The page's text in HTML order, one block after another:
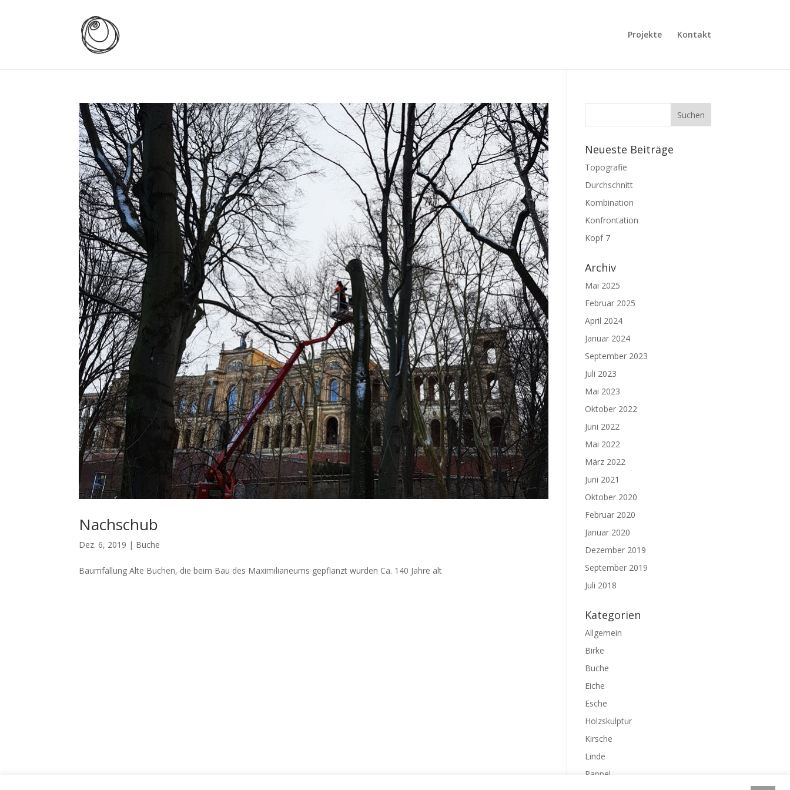
Projekte Kontakt
Nachschub
Dez. 6, 2019 | Buche
Baumfällung Alte Buchen, die beim Bau des Maximilianeums gepflanzt wurden Ca. 140 Jahre alt
Neueste Beiträge
Topografie
Durchschnitt
Kombination
Konfrontation
Kopf 7
Archiv
Mai 2025
Februar 2025
April 2024
Januar 2024
September 2023
Juli 2023
Mai 2023
Oktober 2022
Juni 2022
Mai 2022
März 2022
Juni 2021
Oktober 2020
Februar 2020
Januar 2020
Dezember 2019
September 2019
Juli 2018
Kategorien
Allgemein
Birke
Buche
Eiche
Esche
Holzskulptur
Kirsche
Linde
Pappel